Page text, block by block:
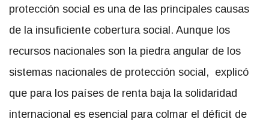
protección social es una de las principales causas
de la insuficiente cobertura social. Aunque los
recursos nacionales son la piedra angular de los
sistemas nacionales de protección social, explicó
que para los países de renta baja la solidaridad
internacional es esencial para colmar el déficit de